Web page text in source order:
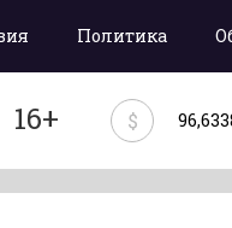
Политика
16+ $